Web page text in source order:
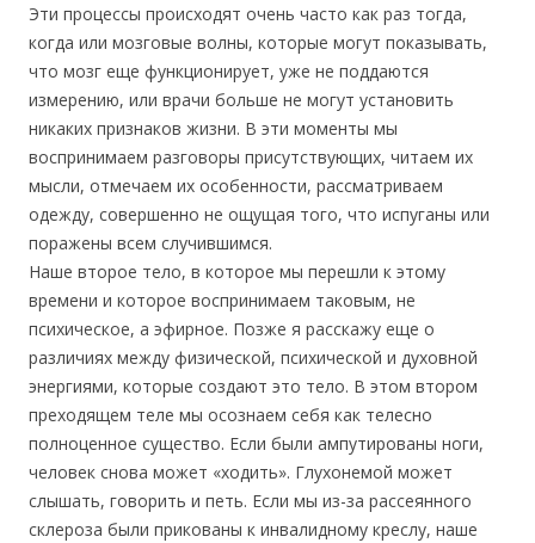
Эти процессы происходят очень часто как раз тогда,
когда или мозговые волны, которые могут показывать,
что мозг еще функционирует, уже не поддаются
измерению, или врачи больше не могут установить
никаких признаков жизни. В эти моменты мы
воспринимаем разговоры присутствующих, читаем их
мысли, отмечаем их особенности, рассматриваем
одежду, совершенно не ощущая того, что испуганы или
поражены всем случившимся.
Наше второе тело, в которое мы перешли к этому
времени и которое воспринимаем таковым, не
психическое, а эфирное. Позже я расскажу еще о
различиях между физической, психической и духовной
энергиями, которые создают это тело. В этом втором
преходящем теле мы осознаем себя как телесно
полноценное существо. Если были ампутированы ноги,
человек снова может «ходить». Глухонемой может
слышать, говорить и петь. Если мы из-за рассеянного
склероза были прикованы к инвалидному креслу, наше